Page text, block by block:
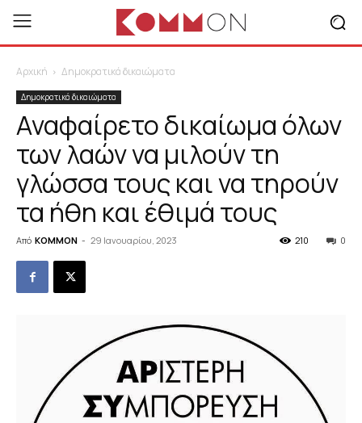
Αρχική Δημοκρατικά δικαιώματα
Δημοκρατικά δικαιώματα
Αναφαίρετο δικαίωμα όλων
των λαών να μιλούν τη
γλώσσα τους και να τηρούν
τα ήθη και έθιμά τους
Από KOMMON - 29 Ιανουαρίου, 2023 0
210